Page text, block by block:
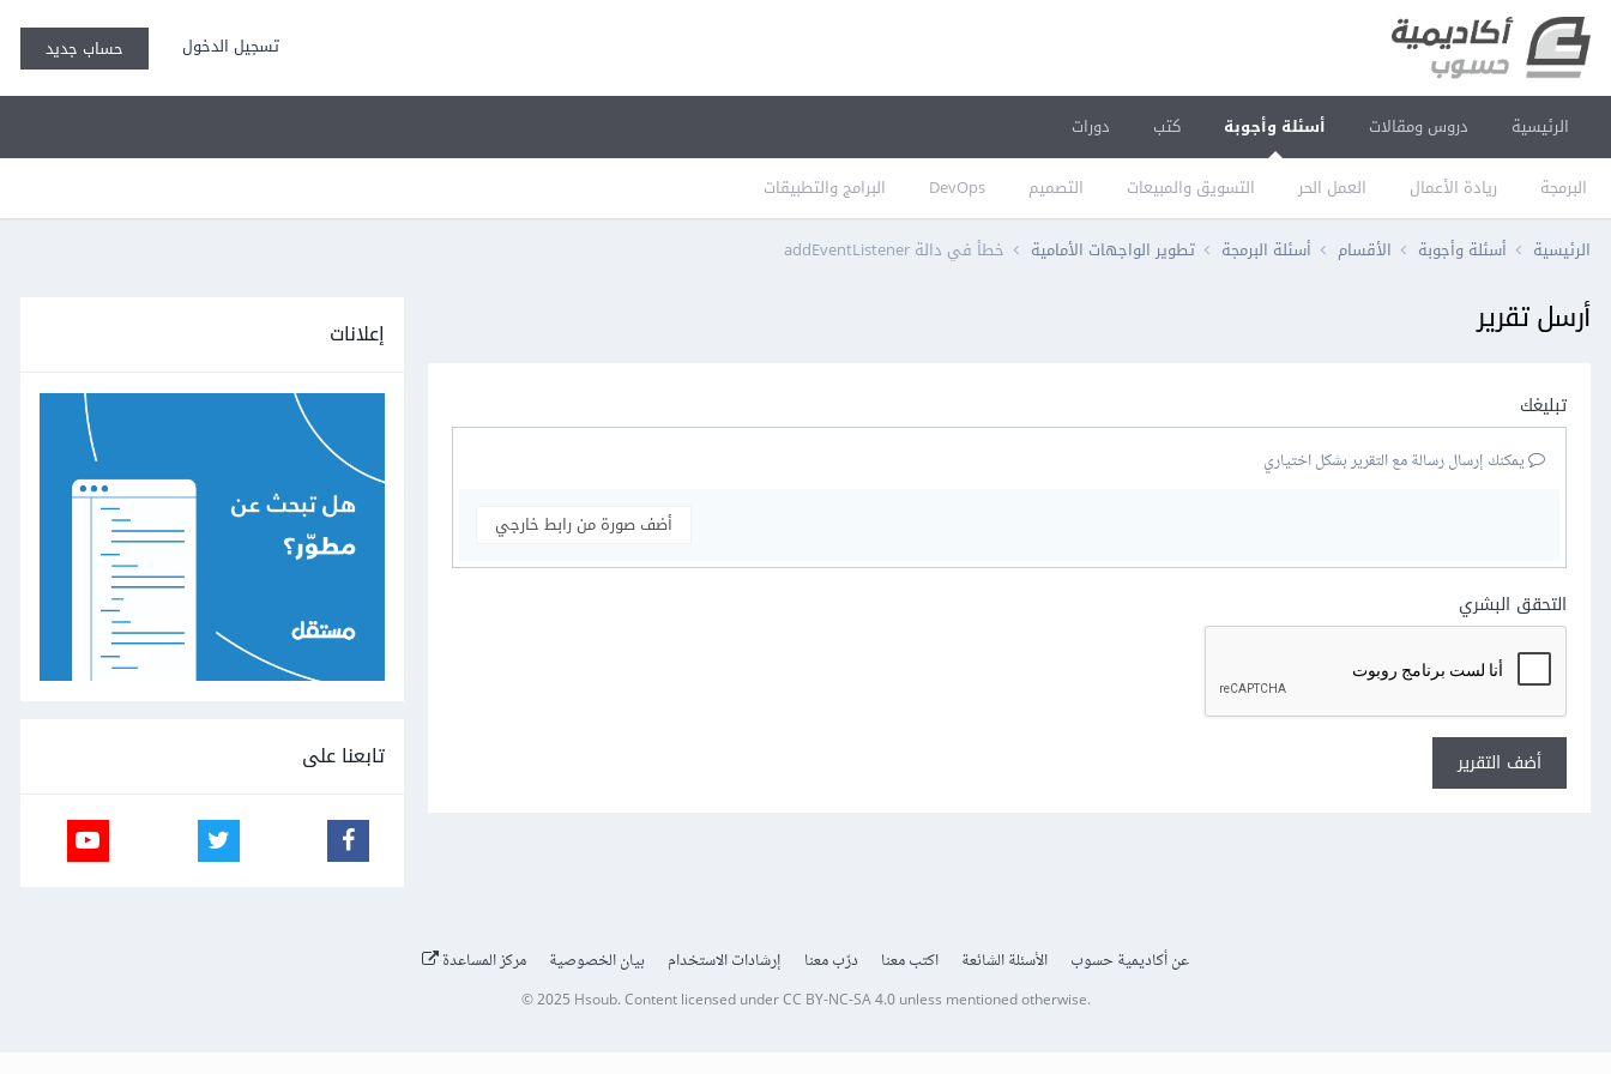
تسجيل الدخول حساب جديد
الرئيسية دروس ومقالات أسئلة وأجوبة
البرمجة ريادة الأعمال العمل الحر التسويق والمبيعات التصميم DevOps البرامج والتطبيقات
كتب دورات
الرئيسية أسئلة وأجوبة الأقسام أسئلة البرمجة تطوير الواجهات الأمامية خطأ في دالة addEventListener
أرسل تقرير
تبليغك
يمكنك إرسال رسالة مع التقرير بشكل اختياري
أضف صورة من رابط خارجي
التحقق البشري
أضف التقرير
إعلانات
تابعنا على
عن أكاديمية حسوب الأسئلة الشائعة اكتب معنا درّب معنا إرشادات الاستخدام بيان الخصوصية مركز المساعدة
© 2025 Hsoub.Content licensed underCC BY-NC-SA 4.0unless mentioned otherwise.